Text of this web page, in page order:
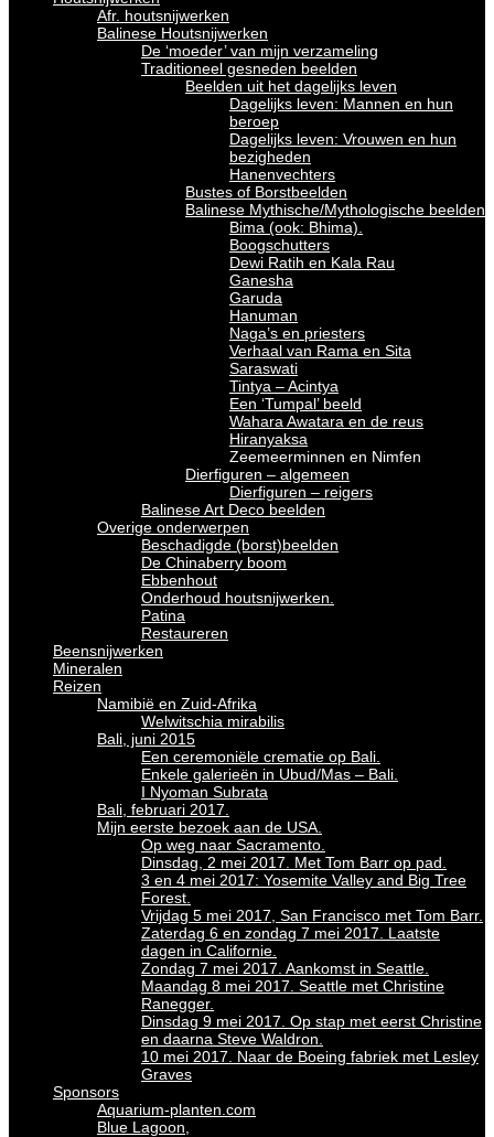
Afr. houtsnijwerken
Balinese Houtsnijwerken
De ‘moeder’ van mijn verzameling
Traditioneel gesneden beelden
Beelden uit het dagelijks leven
Dagelijks leven: Mannen en hun
beroep
Dagelijks leven: Vrouwen en hun
bezigheden
Hanenvechters
Bustes of Borstbeelden
Balinese Mythische/Mythologische beelden
Bima (ook: Bhima).
Boogschutters
Dewi Ratih en Kala Rau
Ganesha
Garuda
Hanuman
Naga’s en priesters
Verhaal van Rama en Sita
Saraswati
Tintya – Acintya
Een ‘Tumpal’ beeld
Wahara Awatara en de reus
Hiranyaksa
Zeemeerminnen en Nimfen
Dierfiguren – algemeen
Dierfiguren – reigers
Balinese Art Deco beelden
Overige onderwerpen
Beschadigde (borst)beelden
De Chinaberry boom
Ebbenhout
Onderhoud houtsnijwerken.
Patina
Restaureren
Beensnijwerken
Mineralen
Reizen
Namibië en Zuid-Afrika
Welwitschia mirabilis
Bali, juni 2015
Een ceremoniële crematie op Bali.
Enkele galerieën in Ubud/Mas – Bali.
I Nyoman Subrata
Bali, februari 2017.
Mijn eerste bezoek aan de USA.
Op weg naar Sacramento.
Dinsdag, 2 mei 2017. Met Tom Barr op pad.
3 en 4 mei 2017: Yosemite Valley and Big Tree
Forest.
Vrijdag 5 mei 2017, San Francisco met Tom Barr.
Zaterdag 6 en zondag 7 mei 2017. Laatste
dagen in Californie.
Zondag 7 mei 2017. Aankomst in Seattle.
Maandag 8 mei 2017. Seattle met Christine
Ranegger.
Dinsdag 9 mei 2017. Op stap met eerst Christine
en daarna Steve Waldron.
10 mei 2017. Naar de Boeing fabriek met Lesley
Graves
Sponsors
Aquarium-planten.com
Blue Lagoon,